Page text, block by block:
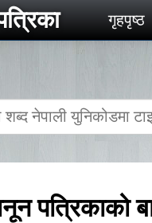
गृहपृष्‍ठ
पत्रिकाको